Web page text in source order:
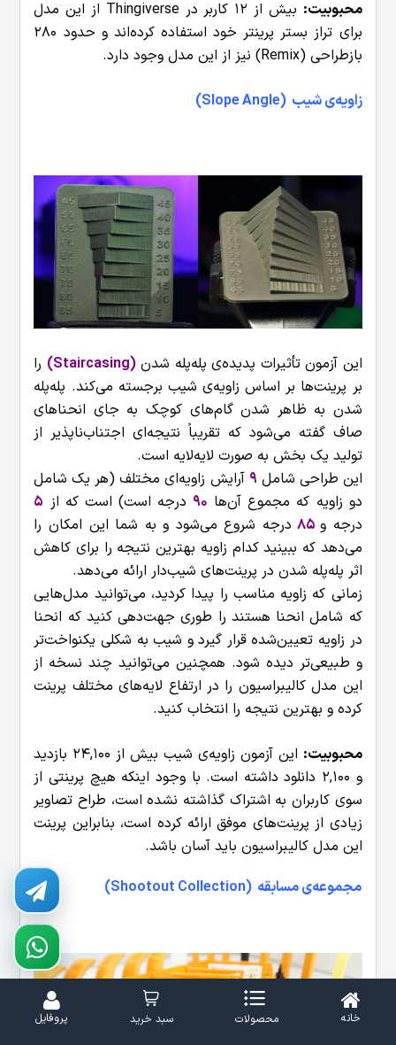
محبوبیت:
بیش از 12 کاربر در Thingiverse از این مدل
برای تراز بستر پرینتر خود استفاده کرده‌اند و حدود 280
بازطراحی (Remix) نیز از این مدل وجود دارد.
زاویه‌ی شیب (Slope Angle)
این آزمون تأثیرات پدیده‌ی پله‌پله شدن(Staircasing)
را
بر پرینت‌ها بر اساس زاویه‌ی شیب برجسته می‌کند. پله‌پله
شدن به ظاهر شدن گام‌های کوچک به جای انحناهای
صاف گفته می‌شود که تقریباً نتیجه‌ای اجتناب‌ناپذیر از
تولید یک بخش به صورت لایه‌لایه است.
این طراحی شامل 9 آرایش زاویه‌ای مختلف (هر یک شامل
دو زاویه که مجموع آن‌ها 90 درجه است) است که از 5
درجه و85
درجه شروع می‌شود و به شما این امکان را
می‌دهد که ببینید کدام زاویه بهترین نتیجه را برای کاهش
اثر پله‌پله شدن در پرینت‌های شیب‌دار ارائه می‌دهد.
زمانی که زاویه مناسب را پیدا کردید، می‌توانید مدل‌هایی
که شامل انحنا هستند را طوری جهت‌دهی کنید که انحنا
در زاویه تعیین‌شده قرار گیرد و شیب به شکلی یکنواخت‌تر
و طبیعی‌تر دیده شود. همچنین می‌توانید چند نسخه از
این مدل کالیبراسیون را در ارتفاع لایه‌های مختلف پرینت
کرده و بهترین نتیجه را انتخاب کنید.
محبوبیت:
این آزمون زاویه‌ی شیب بیش از 24,100 بازدید
و 2,100 دانلود داشته است. با وجود اینکه هیچ پرینتی از
سوی کاربران به اشتراک گذاشته نشده است، طراح تصاویر
زیادی از پرینت‌های موفق ارائه کرده است، بنابراین پرینت
این مدل کالیبراسیون باید آسان باشد.
مجموعه‌ی مسابقه (Shootout Collection)
خانه محصولات سبد خرید پروفایل